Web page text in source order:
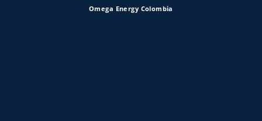
Omega Energy Colombia